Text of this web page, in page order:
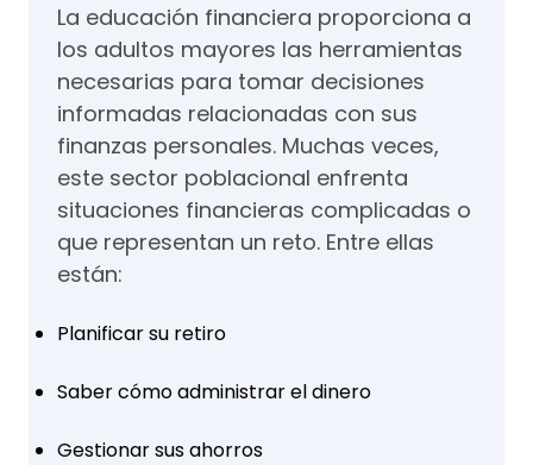
La educación financiera proporciona a
los adultos mayores las herramientas
necesarias para tomar decisiones
informadas relacionadas con sus
finanzas personales. Muchas veces,
este sector poblacional enfrenta
situaciones financieras complicadas o
que representan un reto. Entre ellas
están:
Planificar su retiro
Saber cómo administrar el dinero
Gestionar sus ahorros